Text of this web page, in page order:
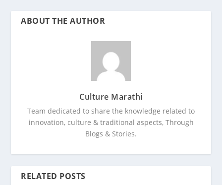
ABOUT THE AUTHOR
Culture Marathi
Team dedicated to share the knowledge related to
innovation, culture & traditional aspects, Through
Blogs & Stories.
RELATED POSTS